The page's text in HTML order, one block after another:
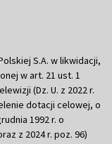
S.A. w likwidacji,
w art. 21 ust. 1
(Dz. U. z 2022 r.
dotacji celowej, o
1992 r. o
z 2024 r. poz. 96)